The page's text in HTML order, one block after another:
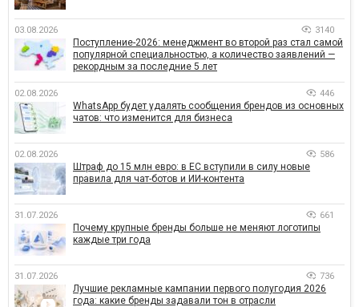
03.08.2026 3140
Поступление-2026: менеджмент во второй раз стал самой
популярной специальностью, а количество заявлений —
рекордным за последние 5 лет
02.08.2026 446
WhatsApp будет удалять сообщения брендов из основных
чатов: что изменится для бизнеса
02.08.2026 586
Штраф до 15 млн евро: в ЕС вступили в силу новые
правила для чат-ботов и ИИ-контента
31.07.2026 661
Почему крупные бренды больше не меняют логотипы
каждые три года
31.07.2026 736
Лучшие рекламные кампании первого полугодия 2026
года: какие бренды задавали тон в отрасли